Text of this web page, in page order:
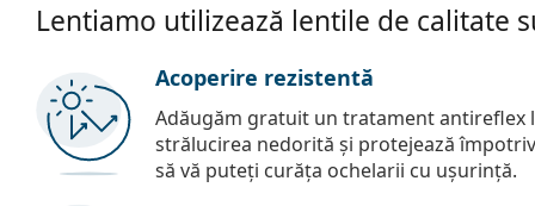
Lentiamo utilizează lentile de calitate
Acoperire rezistentă
Adăugăm gratuit un tratament antireflex
strălucirea nedorită și protejează
să vă puteți curăța ochelarii cu ușurință.